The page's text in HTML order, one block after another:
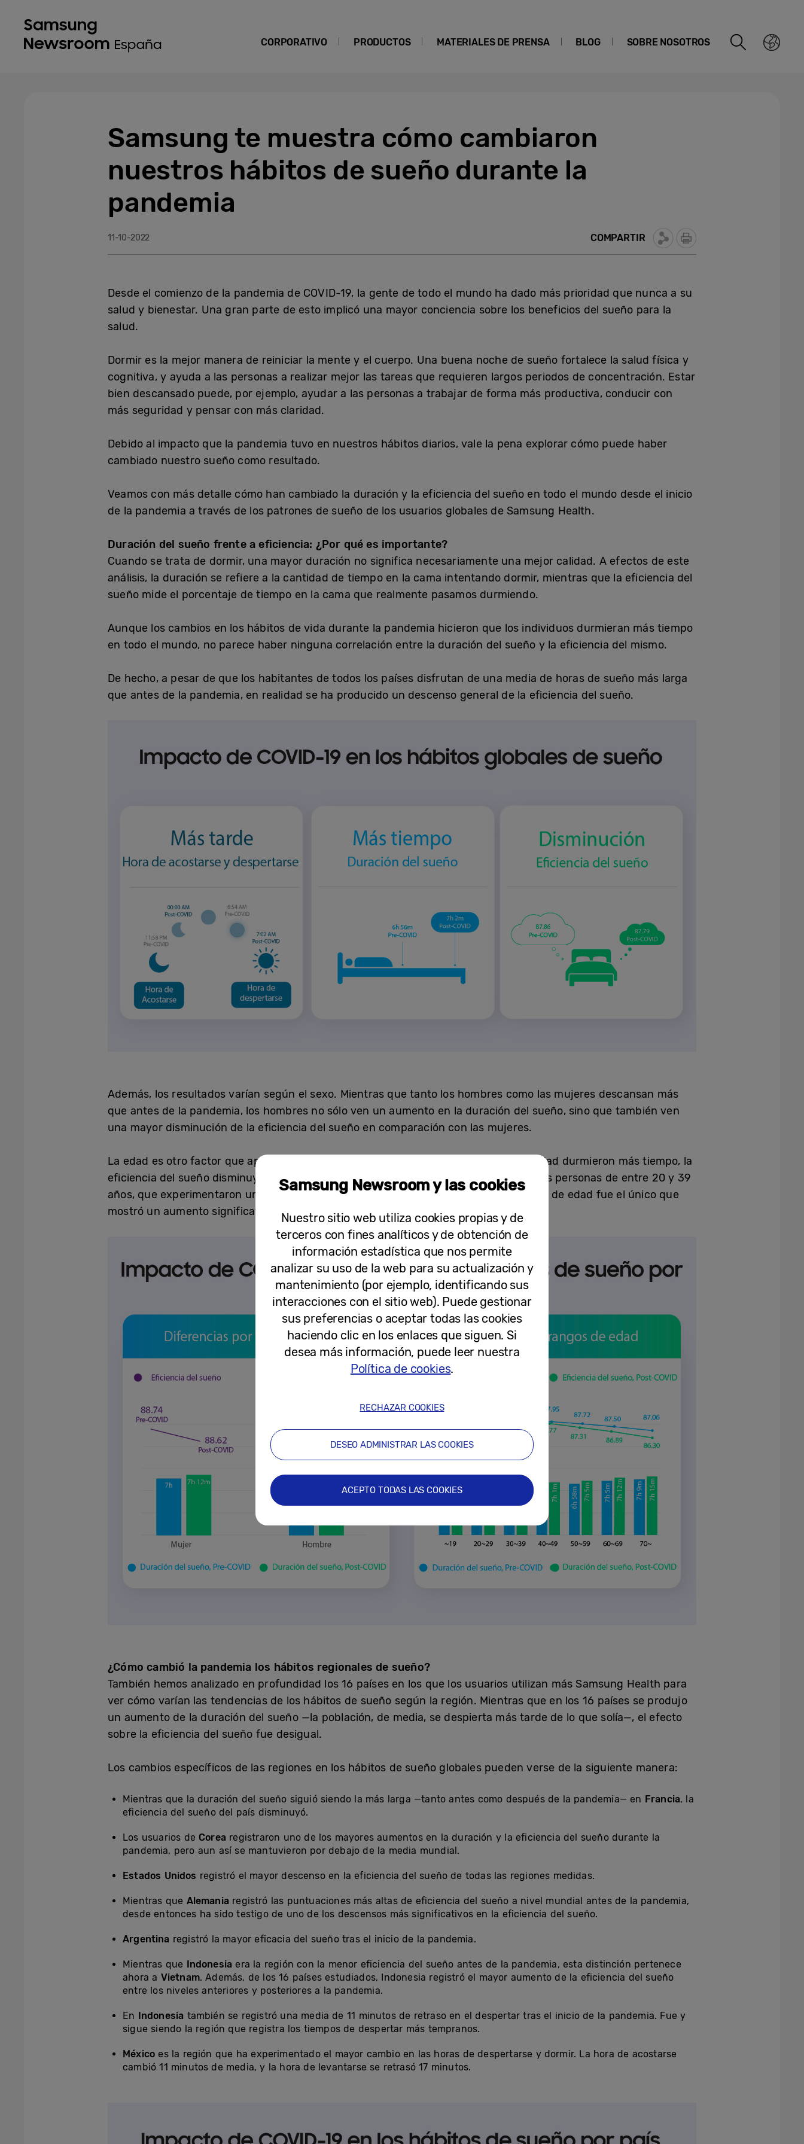
CORPORATIVO PRODUCTOS MATERIALES DE PRENSA BLOG SOBRE NOSOTROS
Samsung te muestra cómo cambiaron
nuestros hábitos de sueño durante la
pandemia
11-10-2022 COMPARTIR
Desde el comienzo de la pandemia de COVID-19, la gente de todo el mundo ha dado más prioridad que nunca a su
salud y bienestar. Una gran parte de esto implicó una mayor conciencia sobre los beneficios del sueño para la
salud.
Dormir es la mejor manera de reiniciar la mente y el cuerpo. Una buena noche de sueño fortalece la salud física y
cognitiva, y ayuda a las personas a realizar mejor las tareas que requieren largos periodos de concentración. Estar
bien descansado puede, por ejemplo, ayudar a las personas a trabajar de forma más productiva, conducir con
más seguridad y pensar con más claridad.
Debido al impacto que la pandemia tuvo en nuestros hábitos diarios, vale la pena explorar cómo puede haber
cambiado nuestro sueño como resultado.
Veamos con más detalle cómo han cambiado la duración y la eficiencia del sueño en todo el mundo desde el inicio
de la pandemia a través de los patrones de sueño de los usuarios globales de Samsung Health.
Duración del sueño frente a eficiencia: ¿Por qué es importante?
Cuando se trata de dormir, una mayor duración no significa necesariamente una mejor calidad. A efectos de este
análisis, la duración se refiere a la cantidad de tiempo en la cama intentando dormir, mientras que la eficiencia del
sueño mide el porcentaje de tiempo en la cama que realmente pasamos durmiendo.
Aunque los cambios en los hábitos de vida durante la pandemia hicieron que los individuos durmieran más tiempo
en todo el mundo, no parece haber ninguna correlación entre la duración del sueño y la eficiencia del mismo.
De hecho, a pesar de que los habitantes de todos los países disfrutan de una media de horas de sueño más larga
que antes de la pandemia, en realidad se ha producido un descenso general de la eficiencia del sueño.
Además, los resultados varían según el sexo. Mientras que tanto los hombres como las mujeres descansan más
que antes de la pandemia, los hombres no sólo ven un aumento en la duración del sueño, sino que también ven
una mayor disminución de la eficiencia del sueño en comparación con las mujeres.
La edad es otro factor que aporta datos interesantes. Aunque todos los grupos de edad durmieron más tiempo, la
eficiencia del sueño disminuyó a medida que aumentaba la edad. La excepción son las personas de entre 20 y 39
años, que experimentaron un aumento de la eficiencia del sueño. Además, este grupo de edad fue el único que
mostró un aumento significativo tanto en la duración como en la eficiencia.
¿Cómo cambió la pandemia los hábitos regionales de sueño?
También hemos analizado en profundidad los 16 países en los que los usuarios utilizan más Samsung Health para
ver cómo varían las tendencias de los hábitos de sueño según la región. Mientras que en los 16 países se produjo
un aumento de la duración del sueño —la población, de media, se despierta más tarde de lo que solía—, el efecto
sobre la eficiencia del sueño fue desigual.
Los cambios específicos de las regiones en los hábitos de sueño globales pueden verse de la siguiente manera:
Mientras que la duración del sueño siguió siendo la más larga —tanto antes como después de la pandemia— en Francia, la
eficiencia del sueño del país disminuyó.
Los usuarios de Corea registraron uno de los mayores aumentos en la duración y la eficiencia del sueño durante la
pandemia, pero aun así se mantuvieron por debajo de la media mundial.
Estados Unidos registró el mayor descenso en la eficiencia del sueño de todas las regiones medidas.
Mientras que Alemania registró las puntuaciones más altas de eficiencia del sueño a nivel mundial antes de la pandemia,
desde entonces ha sido testigo de uno de los descensos más significativos en la eficiencia del sueño.
Argentina registró la mayor eficacia del sueño tras el inicio de la pandemia.
Mientras que Indonesia era la región con la menor eficiencia del sueño antes de la pandemia, esta distinción pertenece
ahora a Vietnam. Además, de los 16 países estudiados, Indonesia registró el mayor aumento de la eficiencia del sueño
entre los niveles anteriores y posteriores a la pandemia.
En Indonesia también se registró una media de 11 minutos de retraso en el despertar tras el inicio de la pandemia. Fue y
sigue siendo la región que registra los tiempos de despertar más tempranos.
México es la región que ha experimentado el mayor cambio en las horas de despertarse y dormir. La hora de acostarse
cambió 11 minutos de media, y la hora de levantarse se retrasó 17 minutos.
Samsung Newsroom y las cookies
Nuestro sitio web utiliza cookies propias y de
terceros con fines analíticos y de obtención de
información estadística que nos permite
analizar su uso de la web para su actualización y
mantenimiento (por ejemplo, identificando sus
interacciones con el sitio web). Puede gestionar
sus preferencias o aceptar todas las cookies
haciendo clic en los enlaces que siguen. Si
desea más información, puede leer nuestra
Política de cookies.
RECHAZAR COOKIES
DESEO ADMINISTRAR LAS COOKIES
ACEPTO TODAS LAS COOKIES